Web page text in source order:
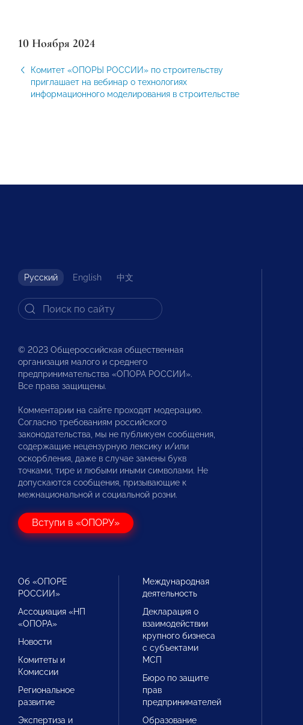
10 Ноября 2024
Комитет «ОПОРЫ РОССИИ» по строительству
приглашает на вебинар о технологиях
информационного моделирования в строительстве
Русский English 中文
© 2023 Общероссийская общественная
организация малого и среднего
предпринимательства «ОПОРА РОССИИ».
Все права защищены.
Комментарии на сайте проходят модерацию.
Согласно требованиям российского
законодательства, мы не публикуем сообщения,
содержащие нецензурную лексику и/или
оскорбления, даже в случае замены букв
точками, тире и любыми иными символами. Не
допускаются сообщения, призывающие к
межнациональной и социальной розни.
Вступи в «ОПОРУ»
Об «ОПОРЕ
РОССИИ»
Ассоциация «НП
«ОПОРА»
Новости
Комитеты и
Комиссии
Региональное
развитие
Экспертиза и
Международная
деятельность
Декларация о
взаимодействии
крупного бизнеса
с субъектами
МСП
Бюро по защите
прав
предпринимателей
Образование